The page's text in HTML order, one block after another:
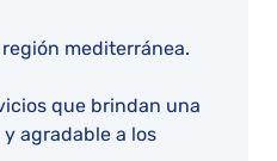
mediterránea.
que brindan una
agradable a los